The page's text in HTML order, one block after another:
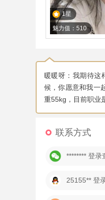
1星
魅力值：510
暖暖呀：我期待这
候，你愿意和我一
重55kg，目前职业
联系方式
******** 登录
25155** 登